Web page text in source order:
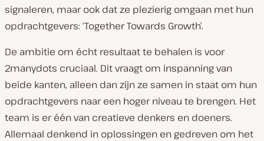
a
e
l
e
n
signaleren, maar ook dat ze plezierig omgaan met hun
opdrachtgevers: ‘Together Towards Growth’.
De ambitie om écht resultaat te behalen is voor
2manydots cruciaal. Dit vraagt om inspanning van
beide kanten, alleen dan zijn ze samen in staat om hun
opdrachtgevers naar een hoger niveau te brengen. Het
team is er één van creatieve denkers en doeners.
Allemaal denkend in oplossingen en gedreven om het